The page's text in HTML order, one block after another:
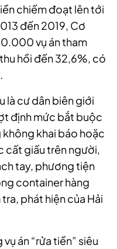
chiếm đoạt lên tới
đến 2019, Cơ
vụ án tham
hồi đến 32,6%, có
là cư dân biên giới
định mức bắt buộc
không khai báo hoặc
cất giấu trên người,
tay, phương tiện
container hàng
phát hiện của Hải
án “rửa tiền” siêu